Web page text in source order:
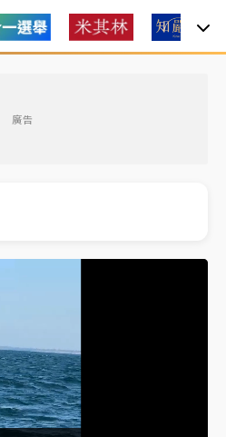
廣告
部以北防豪雨 今晚、明天影
下周一汽柴油價格維持不變